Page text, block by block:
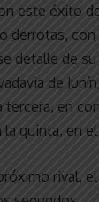
este éxito
derrotas,
detalle de
de
en
quinta, en el
rival,